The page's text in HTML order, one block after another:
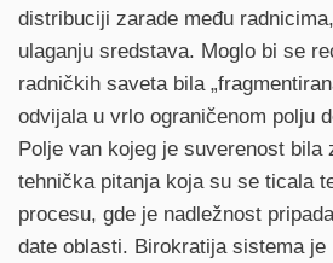
distribuciji zarade među
ulaganju sredstava. Moglo bi se
radničkih saveta bila
odvijala u vrlo ograničenom polju
Polje van kojeg je suverenost bila
tehnička pitanja koja su se ticala
procesu, gde je nadležnost
date oblasti. Birokratija sistema je